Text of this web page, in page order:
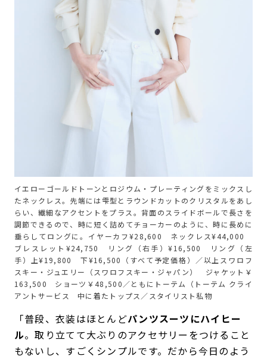
イエローゴールドトーンとロジウム・プレーティングをミックスし
たネックレス。先端には雫型とラウンドカットのクリスタルをあし
らい、繊細なアクセントをプラス。背面のスライドボールで長さを
調節できるので、時に短く詰めてチョーカーのように、時に長めに
垂らしてロングに。イヤーカフ¥28,600 ネックレス¥44,000
ブレスレット¥24,750 リング（右手）¥16,500 リング（左
手）上¥19,800 下¥16,500（すべて予定価格）／以上スワロフ
スキー・ジュエリー（スワロフスキー・ジャパン） ジャケット￥
163,500 ショーツ￥48,500／ともにトーテム（トーテム クライ
アントサービス 中に着たトップス／スタイリスト私物
「普段、衣装はほとんどパンツスーツにハイヒー
ル。取り立てて大ぶりのアクセサリーをつけること
もないし、すごくシンプルです。だから今日のよう